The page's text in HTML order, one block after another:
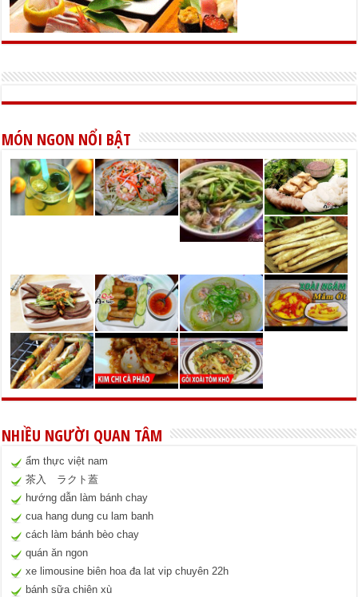
MÓN NGON NỔI BẬT
NHIỀU NGƯỜI QUAN TÂM
ẩm thực việt nam
茶入 ラクト蓋
hướng dẫn làm bánh chay
cua hang dung cu lam banh
cách làm bánh bèo chay
quán ăn ngon
xe limousine biên hoa đa lat vip chuyên 22h
bánh sữa chiên xù